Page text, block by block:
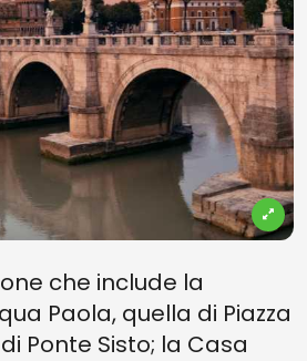
che include la
Paola, quella di Piazza
Ponte Sisto; la Casa